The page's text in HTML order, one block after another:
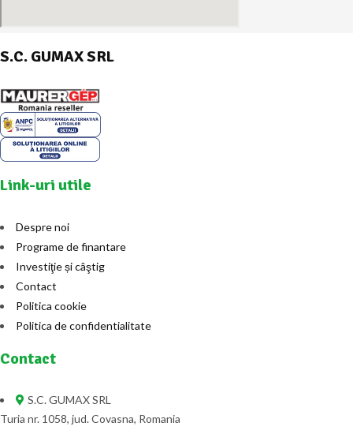
S.C. GUMAX SRL
Link-uri utile
Despre noi
Programe de finantare
Investiţie și câştig
Contact
Politica cookie
Politica de confidentialitate
Contact
S.C. GUMAX SRL
Turia nr. 1058, jud. Covasna, Romania